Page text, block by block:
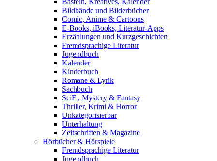
Basteln, Kreatives, Kalender
Bildbände und Bilderbücher
Comic, Anime & Cartoons
E-Books, iBooks, Literatur-Apps
Erzählungen und Kurzgeschichten
Fremdsprachige Literatur
Jugendbuch
Kalender
Kinderbuch
Romane & Lyrik
Sachbuch
SciFi, Mystery & Fantasy
Thriller, Krimi & Horror
Unkategorisierbar
Unterhaltung
Zeitschriften & Magazine
Hörbücher & Hörspiele
Fremdsprachige Literatur
Jugendbuch